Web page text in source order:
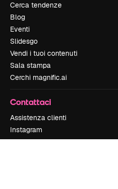
Cerca tendenze
Blog
Eventi
Slidesgo
Vendi i tuoi contenuti
Sala stampa
Cerchi magnific.ai
Contattaci
Assistenza clienti
Instagram
YouTube